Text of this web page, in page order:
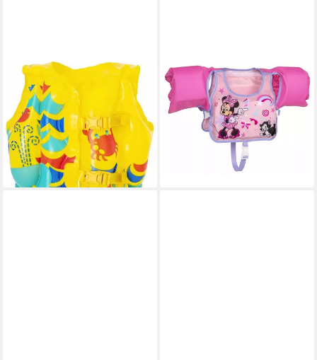
FESTIVALARTIKEL
Schwimmweste Bestway
32069 Kinder
Schwimmweste, aufblasbar,
41x30 cm, 3-6 Jahre
24,90 €
lieferbar - in 6-8 Werktagen bei dir
BESTWAY
Schwimmweste Bestway
Schwimmweste mit Ärmeln 3-
6 Jahre Minnie Maus
lieferbar - in 6-8 Werktagen bei dir